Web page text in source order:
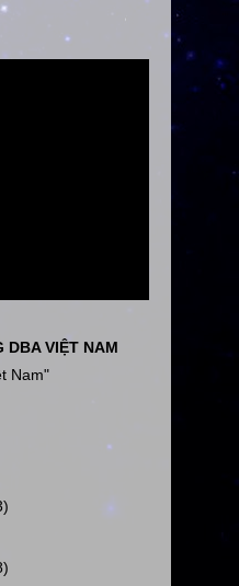
DBA VIỆT NAM
Nam"